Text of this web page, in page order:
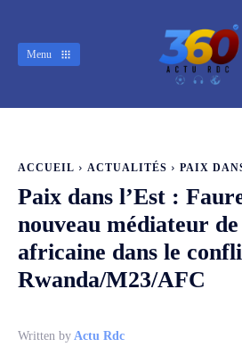
Menu
ACCUEIL ACTUALITÉS PAIX
Paix dans l’Est :
nouveau médiateur
africaine dans le
Rwanda/M23/AFC
Written by Actu Rdc